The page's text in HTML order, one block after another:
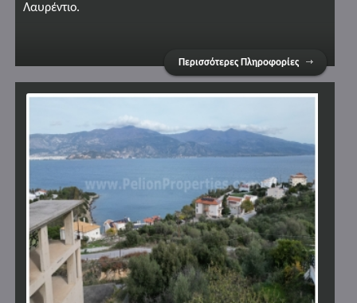
Λαυρέντιο.
Περισσότερες Πληροφορίες